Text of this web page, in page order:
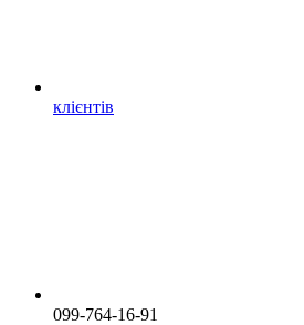
клієнтів
099-764-16-91